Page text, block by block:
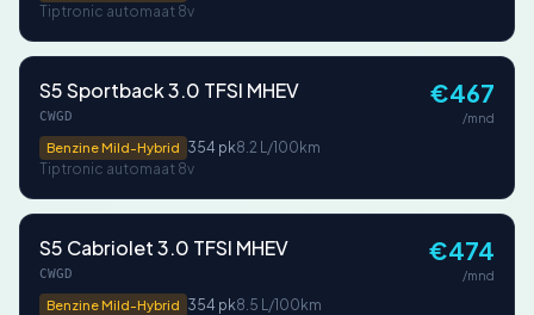
Tiptronic automaat 8v
S5 Sportback 3.0 TFSI MHEV
CWGD
Benzine Mild-Hybrid
354 pk8.2 L/100km
Tiptronic automaat 8v
€467
/mnd
S5 Cabriolet 3.0 TFSI MHEV
CWGD
Benzine Mild-Hybrid
354 pk8.5 L/100km
€474
/mnd